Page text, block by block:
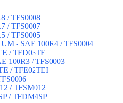
/ TFS0008
/ TFS0007
/ TFS0005
- SAE 100R4 / TFS0004
/ TFD03TE
100R3 / TFS0003
/ TFE02TEI
/ TFSM012
/ TFDM4SP